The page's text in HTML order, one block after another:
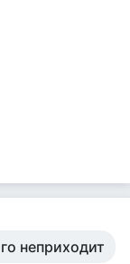
неприходит